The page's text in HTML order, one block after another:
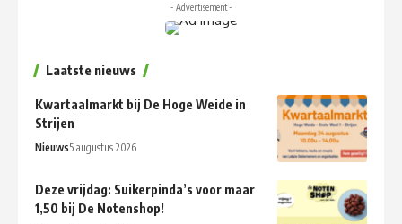
- Advertisement -
Laatste nieuws
Kwartaalmarkt bij De Hoge Weide in
Strijen
Nieuws5 augustus 2026
Deze vrijdag: Suikerpinda’s voor maar
1,50 bij De Notenshop!